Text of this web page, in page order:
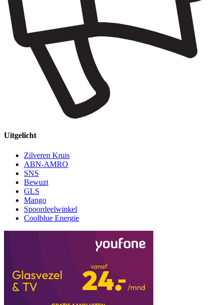
Uitgelicht
Zilveren Kruis
ABN-AMRO
SNS
Bewuzt
GLS
Mango
Spoordeelwinkel
Coolblue Energie